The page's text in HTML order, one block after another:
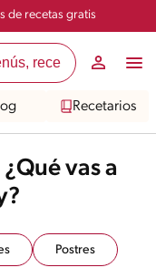
de recetas gratis
Recetarios
vas a
Postres